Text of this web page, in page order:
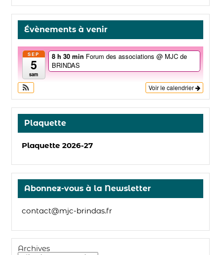
Évènements à venir
SEP
5
sam
8 h 30 min Forum des associations @ MJC de
BRINDAS
Voir le calendrier
Plaquette
Plaquette 2026-27
Abonnez-vous à la Newsletter
contact@mjc-brindas.fr
Archives